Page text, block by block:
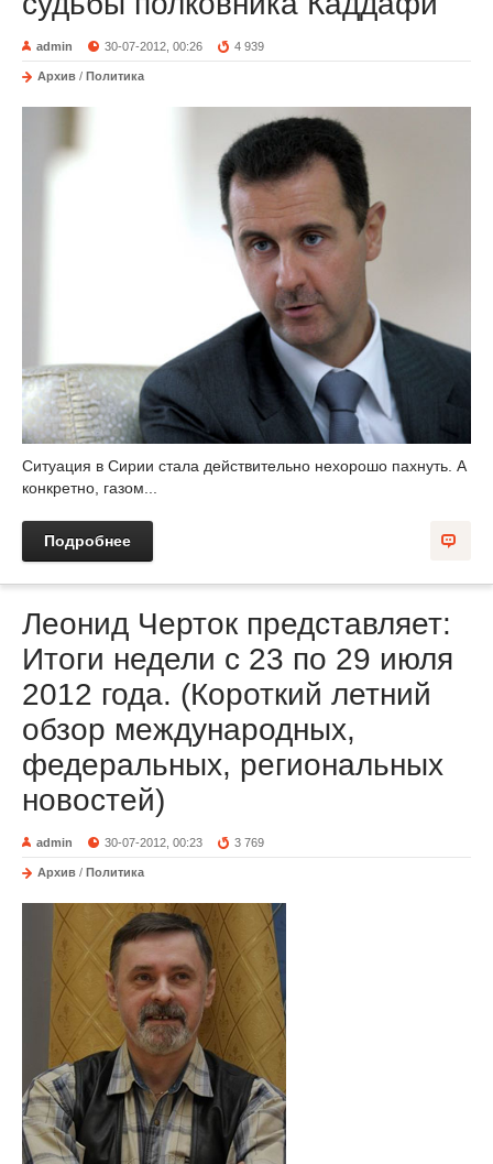
admin 30-07-2012, 00:26 4 939
Архив / Политика
Ситуация в Сирии стала действительно нехорошо пахнуть. А
конкретно, газом...
Подробнее
Леонид Черток представляет:
Итоги недели с 23 по 29 июля
2012 года. (Короткий летний
обзор международных,
федеральных, региональных
новостей)
admin 30-07-2012, 00:23 3 769
Архив / Политика